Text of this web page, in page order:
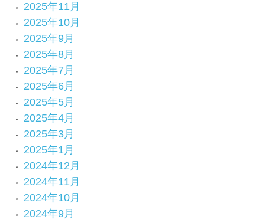
2025年11月
2025年10月
2025年9月
2025年8月
2025年7月
2025年6月
2025年5月
2025年4月
2025年3月
2025年1月
2024年12月
2024年11月
2024年10月
2024年9月